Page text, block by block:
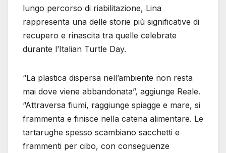
lungo percorso di riabilitazione, Lina
rappresenta una delle storie più significative di
recupero e rinascita tra quelle celebrate
durante l’Italian Turtle Day.
“La plastica dispersa nell’ambiente non resta
mai dove viene abbandonata”, aggiunge Reale.
“Attraversa fiumi, raggiunge spiagge e mare, si
frammenta e finisce nella catena alimentare. Le
tartarughe spesso scambiano sacchetti e
frammenti per cibo, con conseguenze